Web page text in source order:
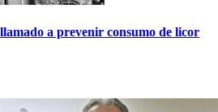
a prevenir consumo de licor